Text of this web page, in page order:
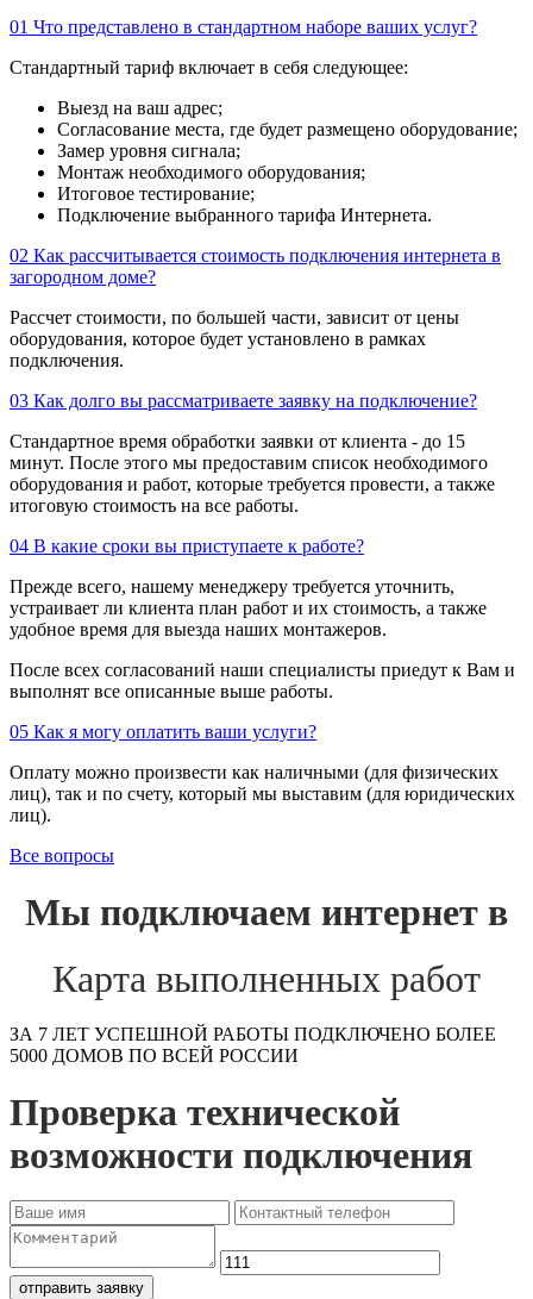
01 Что представлено в стандартном наборе ваших услуг?
Стандартный тариф включает в себя следующее:
Выезд на ваш адрес;
Согласование места, где будет размещено оборудование;
Замер уровня сигнала;
Монтаж необходимого оборудования;
Итоговое тестирование;
Подключение выбранного тарифа Интернета.
02 Как рассчитывается стоимость подключения интернета в
загородном доме?
Рассчет стоимости, по большей части, зависит от цены
оборудования, которое будет установлено в рамках
подключения.
03 Как долго вы рассматриваете заявку на подключение?
Стандартное время обработки заявки от клиента - до 15
минут. После этого мы предоставим список необходимого
оборудования и работ, которые требуется провести, а также
итоговую стоимость на все работы.
04 В какие сроки вы приступаете к работе?
Прежде всего, нашему менеджеру требуется уточнить,
устраивает ли клиента план работ и их стоимость, а также
удобное время для выезда наших монтажеров.
После всех согласований наши специалисты приедут к Вам и
выполнят все описанные выше работы.
05 Как я могу оплатить ваши услуги?
Оплату можно произвести как наличными (для физических
лиц), так и по счету, который мы выставим (для юридических
лиц).
Все вопросы
Мы подключаем интернет в
Карта выполненных работ
ЗА 7 ЛЕТ УСПЕШНОЙ РАБОТЫ ПОДКЛЮЧЕНО БОЛЕЕ
5000 ДОМОВ ПО ВСЕЙ РОССИИ
Проверка технической
возможности подключения
отправить заявку